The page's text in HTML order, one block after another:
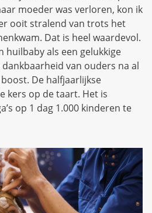
moeder was verloren, kon ik
ooit stralend van trots het
Dat is heel waardevol.
huilbaby als een gelukkige
van ouders na al
De halfjaarlijkse
kers op de taart. Het is
op 1 dag 1.000 kinderen te